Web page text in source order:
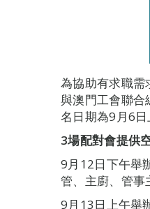
為協助有求職需
與澳門工會聯合
名日期為9月6日
3場配對會提供
9月12日下午舉
管、主廚、管事
9月13日上午舉